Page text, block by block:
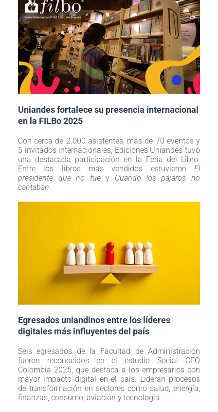
Uniandes fortalece su presencia internacional
en la FILBo 2025
Con cerca de 2.000 asistentes, más de 70 eventos y
5 invitados internacionales, Ediciones Uniandes tuvo
una destacada participación en la Feria del Libro.
Entre los libros más vendidos estuvieronEl
presidente que no fuey Cuando los pájaros no
cantaban.
Egresados uniandinos entre los líderes
digitales más influyentes del país
Seis egresados de la Facultad de Administración
fueron reconocidos en el estudio Social CEO
Colombia 2025, que destaca a los empresarios con
mayor impacto digital en el país. Lideran procesos
de transformación en sectores como salud, energía,
finanzas, consumo, aviación y tecnología.